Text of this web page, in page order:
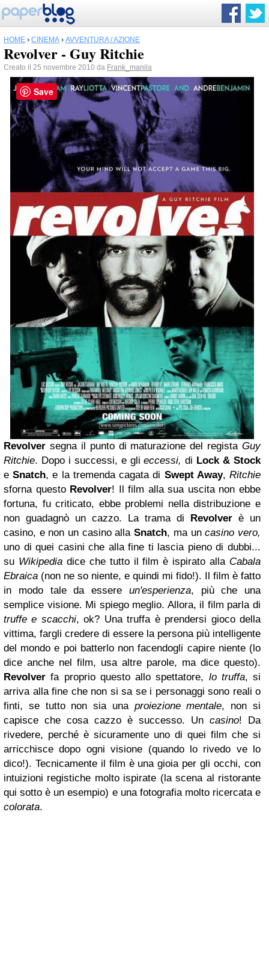
HOME › CINEMA › AVVENTURA / AZIONE
Revolver - Guy Ritchie
Creato il 25 novembre 2010 da Frank_manila
Revolver segna il punto di maturazione del regista Guy
Ritchie. Dopo i successi, e glieccessi, di Lock & Stock
eSnatch, e la tremenda cagata di Swept Away,Ritchie
sforna questo Revolver! Il film alla sua uscita non ebbe
fortuna, fu criticato, ebbe problemi nella distribuzione e
non guadagnò un cazzo. La trama di Revolver è un
casino, e non un casino allaSnatch, ma uncasino vero,
uno di quei casini che alla fine ti lascia pieno di dubbi...
su Wikipediadice che tutto il film è ispirato alla Cabala
Ebraica (non ne so niente, e quindi mi fido!). Il film è fatto
in modo tale da essere un'esperienza, più che una
semplice visione. Mi spiego meglio. Allora, il film parla di
truffe e scacchi, ok? Una truffa è prendersi gioco della
vittima, fargli credere di essere la persona più intelligente
del mondo e poi batterlo non facendogli capire niente (lo
dice anche nel film, usa altre parole, ma dice questo).
Revolver fa proprio questo allo spettatore, lo truffa, si
arriva alla fine che non si sa se i personaggi sono reali o
finti, se tutto non sia una proiezione mentale, non si
capisce che cosa cazzo è successo. Un casino! Da
rivedere, perché è sicuramente uno di quei film che si
arricchisce dopo ogni visione (quando lo rivedo ve lo
dico!). Tecnicamente il film è una gioia per gli occhi, con
intuizioni registiche molto ispirate (la scena al ristorante
qui sotto è un esempio) e una fotografia molto ricercata e
colorata.
Save